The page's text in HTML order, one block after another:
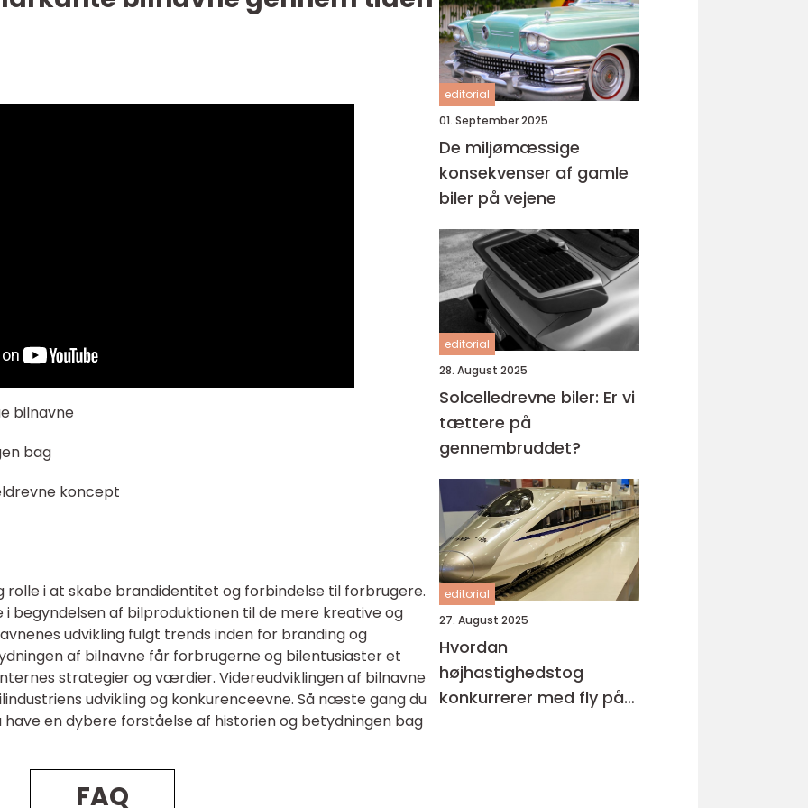
bilnavne
bag
koncept
i at skabe brandidentitet og forbindelse til forbrugere.
i begyndelsen af bilproduktionen til de mere kreative og
udvikling fulgt trends inden for branding og
af bilnavne får forbrugerne og bilentusiaster et
strategier og værdier. Videreudviklingen af bilnavne
udvikling og konkurenceevne. Så næste gang du
have en dybere forståelse af historien og betydningen bag
FAQ
editorial
01. September 2025
De miljømæssige
konsekvenser af gamle
biler på vejene
editorial
28. August 2025
Solcelledrevne biler: Er vi
tættere på
gennembruddet?
editorial
27. August 2025
Hvordan
højhastighedstog
konkurrerer med fly på